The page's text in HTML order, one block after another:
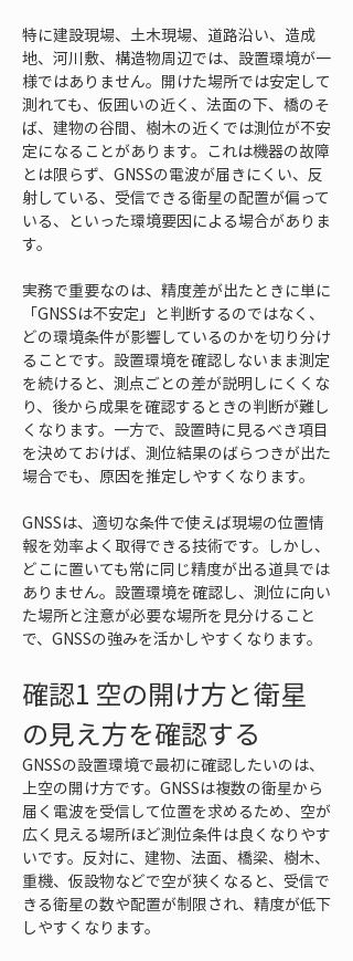
特に建設現場、土木現場、道路沿い、造成
地、河川敷、構造物周辺では、設置環境が一
様ではありません。開けた場所では安定して
測れても、仮囲いの近く、法面の下、橋のそ
ば、建物の谷間、樹木の近くでは測位が不安
定になることがあります。これは機器の故障
とは限らず、GNSSの電波が届きにくい、反
射している、受信できる衛星の配置が偏って
いる、といった環境要因による場合がありま
す。
実務で重要なのは、精度差が出たときに単に
「GNSSは不安定」と判断するのではなく、
どの環境条件が影響しているのかを切り分け
ることです。設置環境を確認しないまま測定
を続けると、測点ごとの差が説明しにくくな
り、後から成果を確認するときの判断が難し
くなります。一方で、設置時に見るべき項目
を決めておけば、測位結果のばらつきが出た
場合でも、原因を推定しやすくなります。
GNSSは、適切な条件で使えば現場の位置情
報を効率よく取得できる技術です。しかし、
どこに置いても常に同じ精度が出る道具では
ありません。設置環境を確認し、測位に向い
た場所と注意が必要な場所を見分けること
で、GNSSの強みを活かしやすくなります。
確認1 空の開け方と衛星
の見え方を確認する
GNSSの設置環境で最初に確認したいのは、
上空の開け方です。GNSSは複数の衛星から
届く電波を受信して位置を求めるため、空が
広く見える場所ほど測位条件は良くなりやす
いです。反対に、建物、法面、橋梁、樹木、
重機、仮設物などで空が狭くなると、受信で
きる衛星の数や配置が制限され、精度が低下
しやすくなります。